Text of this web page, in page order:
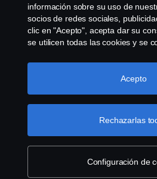
© Copyright Scania 2026 All rights
CV AB (publ), SE-151 87 Södertälje,
+46-8-55 38 10 00
información sobre su uso de
socios de redes sociales,
clic en "Acepto", acepta dar su
se utilicen todas las cookies y se
haciendo clic en "Configuración de
seleccionando las categorías que
Más información
Configuración de
Rechazarlas
Acepto